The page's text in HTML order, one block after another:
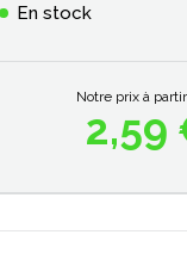
En stock
Prix
Notre prix à
2,59